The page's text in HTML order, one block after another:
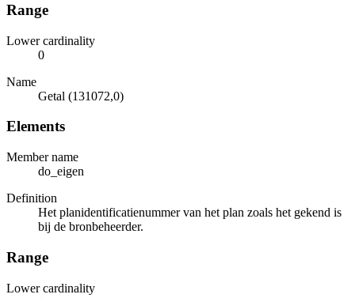
Range
Lower cardinality
0
Name
Getal (131072,0)
Elements
Member name
do_eigen
Definition
Het planidentificatienummer van het plan zoals het gekend is
bij de bronbeheerder.
Range
Lower cardinality